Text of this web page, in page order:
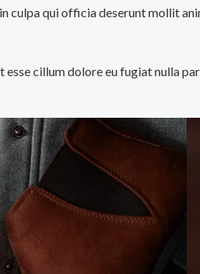
culpa qui officia deserunt mollit
cillum dolore eu fugiat nulla